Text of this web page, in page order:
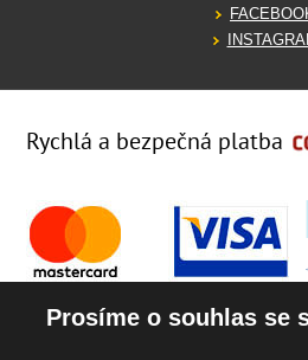
Rychlá a bezpečná platba
Prosíme o souhlas se